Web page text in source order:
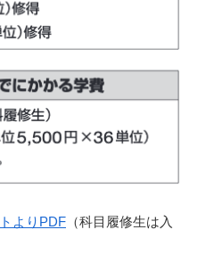
よりPDF （科目履修生は入